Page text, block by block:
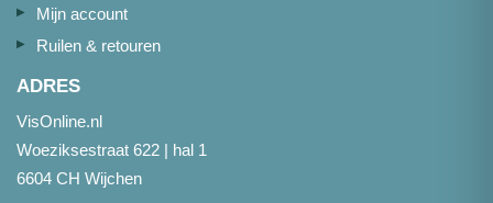
Mijn account
Ruilen & retouren
ADRES
VisOnline.nl
Woeziksestraat 622 | hal 1
6604 CH Wijchen